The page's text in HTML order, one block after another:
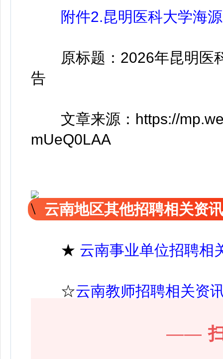
附件2.昆明医科大学海源
原标题：2026年昆明医
告
文章来源：https://
mUeQ0LAA
云南地区其他招聘相关资
★ 云南事业单位招聘相
☆云南教师招聘相关资
——